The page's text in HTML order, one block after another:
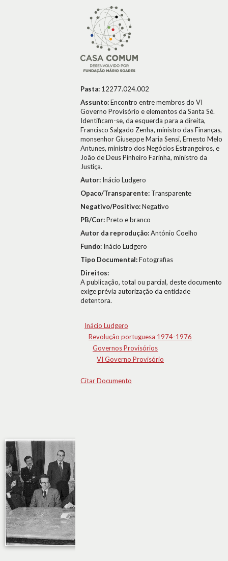
Pasta: 12277.024.002
Assunto:Encontro entre membros do VI
Governo Provisório e elementos da Santa Sé.
Identificam-se, da esquerda para a direita,
Francisco Salgado Zenha, ministro das Finanças,
monsenhor Giuseppe Maria Sensi, Ernesto Melo
Antunes, ministro dos Negócios Estrangeiros, e
João de Deus Pinheiro Farinha, ministro da
Justiça.
Autor: Inácio Ludgero
Opaco/Transparente: Transparente
Negativo/Positivo:Negativo
PB/Cor:Preto e branco
Autor da reprodução:António Coelho
Fundo: Inácio Ludgero
Tipo Documental:Fotografias
Direitos:
A publicação, total ou parcial, deste documento
exige prévia autorização da entidade
detentora.
Inácio Ludgero
Revolução portuguesa 1974-1976
Governos Provisórios
VI Governo Provisório
Citar Documento